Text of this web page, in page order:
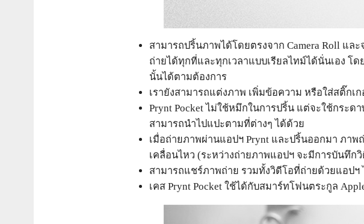
สามารถปริ้นภาพได้โดยตรงจาก Camera Roll แ
ถ่ายได้ทุกที่และทุกเวลาแบบเรียลไทม์ได้นั่นเอง โ
นั้นได้ตามต้องการ
เรายังสามารถแต่งภาพ เพิ่มข้อความ หรือใส่สติ๊ก
Prynt Pocket ไม่ใช้หมึกในการปริ้น แต่จะใช้กระ
สามารถนำไปแปะตามที่ต่างๆ ได้ด้วย
เมื่อถ่ายภาพผ่านแอปฯ Prynt และปริ้นออกมา ภาพ
เคลื่อนไหว (ระหว่างถ่ายภาพแอปฯ จะมีการบันทึก
สามารถแชร์ภาพถ่าย รวมทั้งวิดีโอที่ถ่ายด้วยแอปฯ
เคส Prynt Pocket ใช้ได้กับสมาร์ทโฟนตระกูล